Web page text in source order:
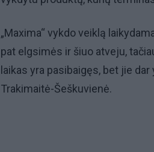
„Maxima“ vykdo veiklą
pat elgsimės ir šiuo atveju,
laikas yra pasibaigęs, bet jie
Trakimaitė-Šeškuvienė.